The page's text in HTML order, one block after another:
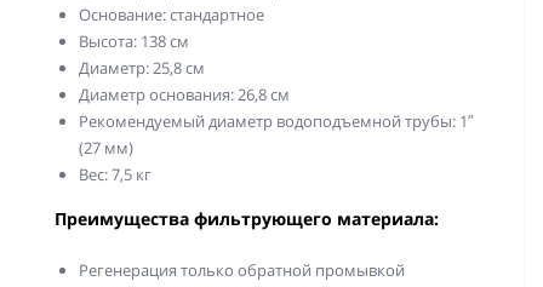
Основание: стандартное
Высота: 138 см
Диаметр: 25,8 см
Диаметр основания: 26,8 см
Рекомендуемый диаметр водоподъемной трубы: 1″
(27 мм)
Вес: 7,5 кг
Преимущества фильтрующего материала:
Регенерация только обратной промывкой